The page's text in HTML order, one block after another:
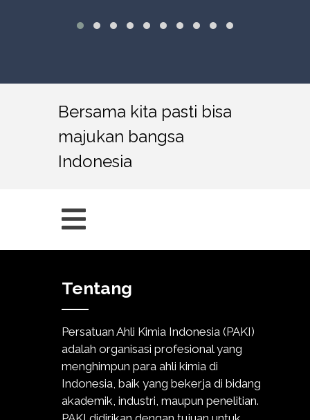
Bersama kita pasti bisa
majukan bangsa
Indonesia
Tentang
Persatuan Ahli Kimia Indonesia (PAKI)
adalah organisasi profesional yang
menghimpun para ahli kimia di
Indonesia, baik yang bekerja di bidang
akademik, industri, maupun penelitian.